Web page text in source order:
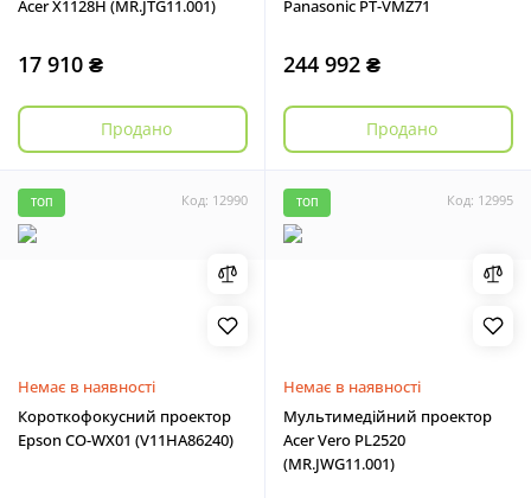
Acer X1128H (MR.JTG11.001)
17 910 ₴
Продано
Panasonic PT-VMZ71
244 992 ₴
Продано
Код: 12990
ТОП
Немає в наявності
Короткофокусний проектор
Epson CO-WX01 (V11HA86240)
Код: 12995
ТОП
Немає в наявності
Мультимедійний проектор
Acer Vero PL2520
(MR.JWG11.001)